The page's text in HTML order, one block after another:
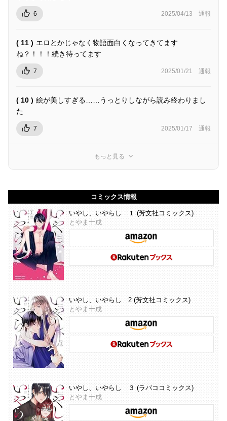
6 2025/04/13 通報
( 11 ) エロとかじゃなく物語面白くなってきてます
ね？！！！続き待ってます
7 2025/01/21 通報
( 10 ) 絵が美しすぎる……うっとりしながら読み終わりまし
た
7 2025/01/17 通報
もっと見る
コミックス情報
いやし、いやらし １ (芳文社コミックス)
とやま十成
いやし、いやらし 2 (芳文社コミックス)
とやま十成
いやし、いやらし ３ (ラバココミックス)
とやま十成